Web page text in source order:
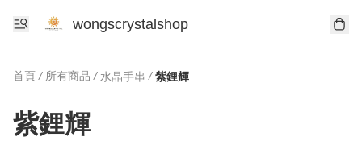
wongscrystalshop
首頁 / 所有商品 / 水晶手串 / 紫鋰輝
紫鋰輝